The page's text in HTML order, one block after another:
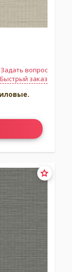
Задать вопрос
Быстрый заказ